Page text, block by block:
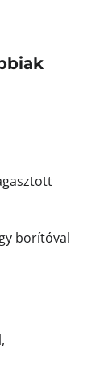
borítóval